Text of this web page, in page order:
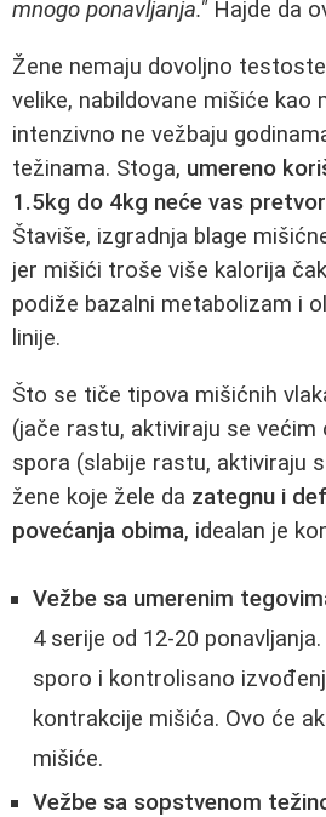
mnogo ponavljanja." Hajde da
Žene nemaju dovoljno
velike, nabildovane mišiće kao
intenzivno ne vežbaju
težinama. Stoga, umereno
1.5kg do 4kg neće vas
Štaviše, izgradnja blage
jer mišići troše više kalorija
podiže bazalni metabolizam i
linije.
Što se tiče tipova mišićnih
(jače rastu, aktiviraju se većim
spora (slabije rastu, aktiviraju
žene koje žele da zategnu i
povećanja obima, idealan je
Vežbe sa umerenim
4 serije od 12-20
sporo i kontrolisano
kontrakcije mišića. Ovo će
mišiće.
Vežbe sa sopstvenom